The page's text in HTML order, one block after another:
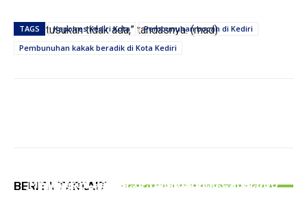
“Kalau tusukan tidak ada,” tandasnya. (mad)
TAGS Kapolres Kediri Kota
Pembunuhan bocah di Kediri
Pembunuhan kakak beradik di Kota Kediri
BERITA TERKAIT
Semua Pedagang Suguhkan Kuliner Jadul
Melibatkan Pelajar di Tulungagung Capai 300
Tipu PMI Asal Tulungagung Hingga Rugi Rp266